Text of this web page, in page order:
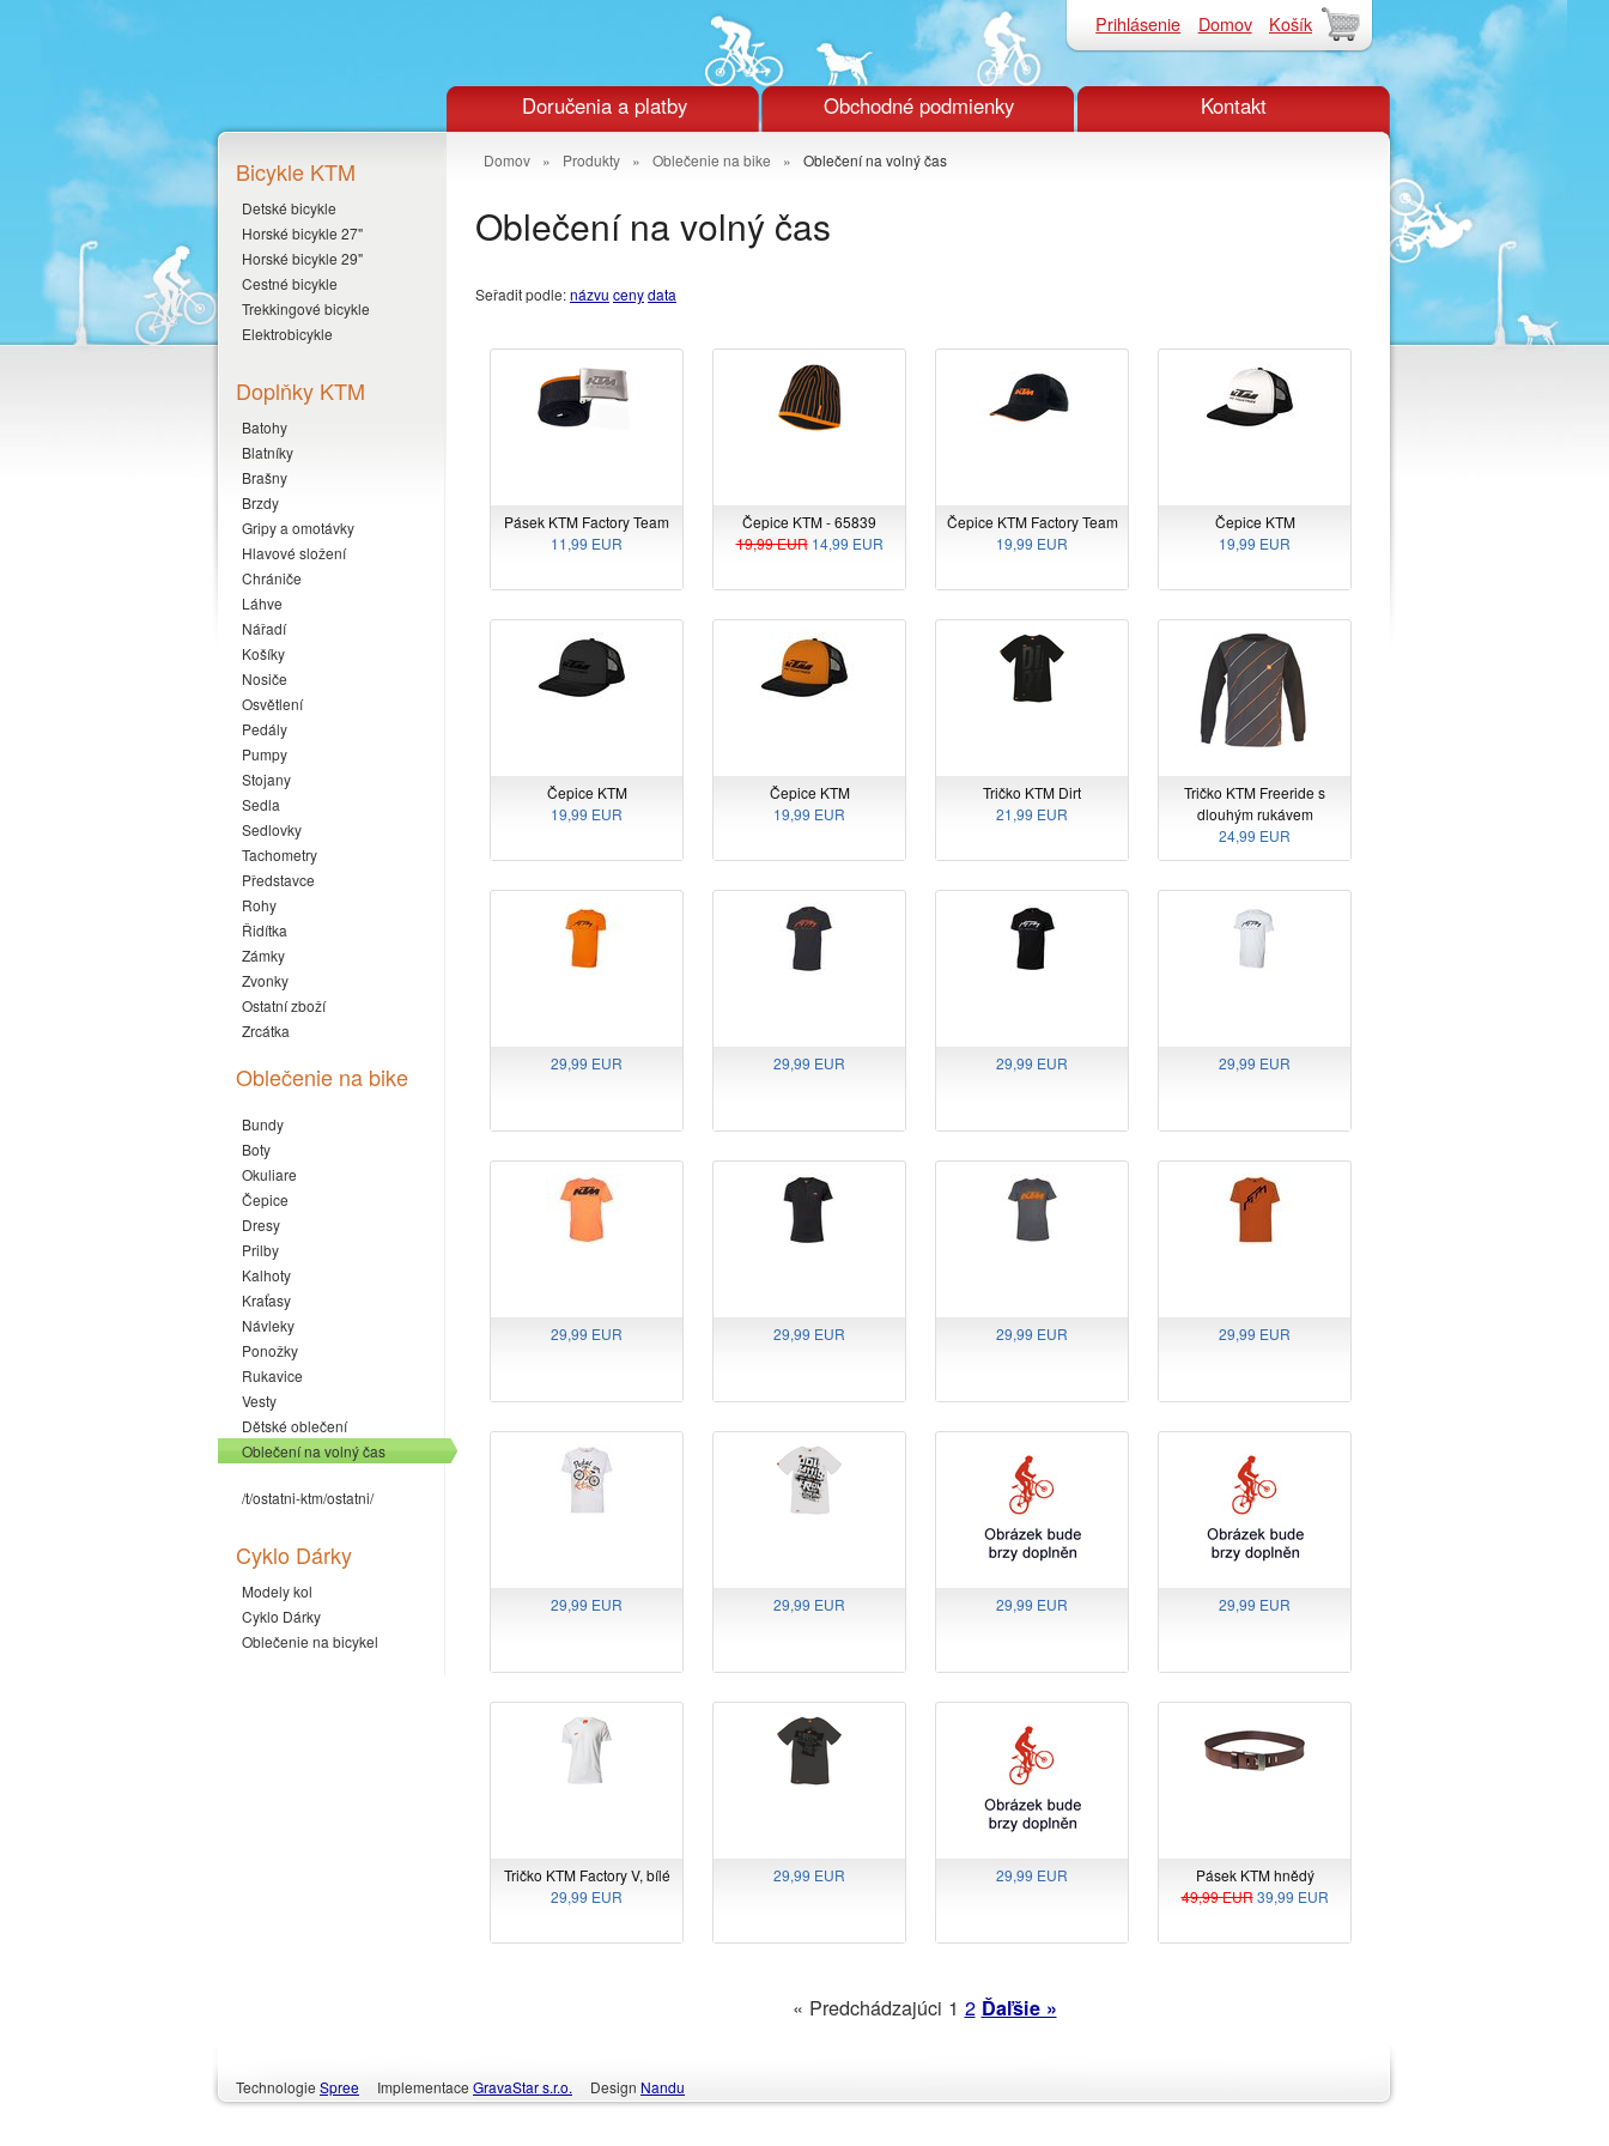
Prihlásenie Domov Košík
Doručenia a platby Obchodné podmienky Kontakt
Bicykle KTM
Detské bicykle
Horské bicykle 27"
Horské bicykle 29"
Cestné bicykle
Trekkingové bicykle
Elektrobicykle
Doplňky KTM
Batohy
Blatníky
Brašny
Brzdy
Gripy a omotávky
Hlavové složení
Chrániče
Láhve
Nářadí
Košíky
Nosiče
Osvětlení
Pedály
Pumpy
Stojany
Sedla
Sedlovky
Tachometry
Představce
Rohy
Řidítka
Zámky
Zvonky
Ostatní zboží
Zrcátka
Oblečenie na bike
Bundy
Boty
Okuliare
Čepice
Dresy
Prilby
Kalhoty
Kraťasy
Návleky
Ponožky
Rukavice
Vesty
Dětské oblečení
Oblečení na volný čas
/t/ostatni-ktm/ostatni/
Cyklo Dárky
Modely kol
Cyklo Dárky
Oblečenie na bicykel
Domov » Produkty » Oblečenie na bike » Oblečení na volný čas
Oblečení na volný čas
Seřadit podle:názvu cenydata
Pásek KTM Factory Team
11,99 EUR
Čepice KTM - 65839
19,99 EUR14,99 EUR
Čepice KTM Factory Team
19,99 EUR
Čepice KTM
19,99 EUR
Čepice KTM
19,99 EUR
Čepice KTM
19,99 EUR
Tričko KTM Dirt
21,99 EUR
Tričko KTM Freeride s
dlouhým rukávem
24,99 EUR
29,99 EUR 29,99 EUR 29,99 EUR 29,99 EUR
29,99 EUR 29,99 EUR 29,99 EUR 29,99 EUR
29,99 EUR 29,99 EUR 29,99 EUR 29,99 EUR
Tričko KTM Factory V, bílé
29,99 EUR
29,99 EUR 29,99 EUR
Pásek KTM hnědý
49,99 EUR39,99 EUR
« Predchádzajúci 1 2 Ďaľšie »
Technologie Spree Implementace GravaStar s.r.o. Design Nandu